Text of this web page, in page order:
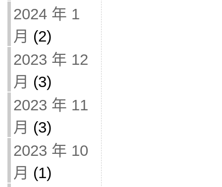
2024 年 1
月 (2)
2023 年 12
月 (3)
2023 年 11
月 (3)
2023 年 10
月 (1)